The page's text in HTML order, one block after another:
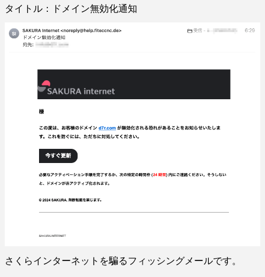
タイトル：ドメイン無効化通知
さくらインターネットを騙るフィッシングメールです。